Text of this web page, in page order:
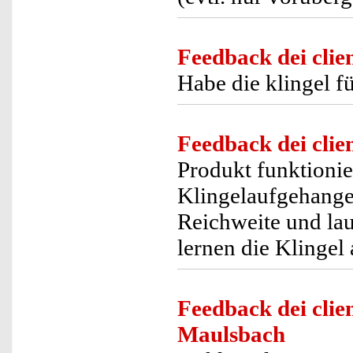
Feedback dei
Habe die klingel
Feedback dei
Produkt
Reichweite und
lernen die Klingel
Feedback dei
Maulsbach